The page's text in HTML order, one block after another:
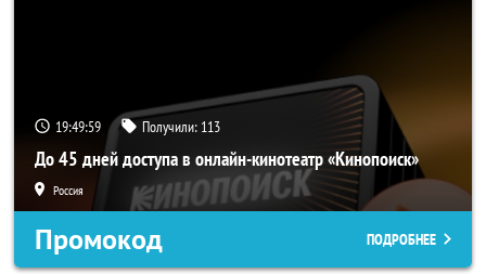
19:49:57 Получили: 113
До 45 дней доступа в онлайн-кинотеатр «Кинопоиск»
Россия
Промокод ПОДРОБНЕЕ